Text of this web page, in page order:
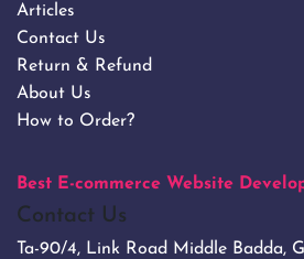
Articles
Contact Us
Return & Refund
About Us
How to Order?
Best E-commerce Website
Contact Us
Ta-90/4, Link Road Middle Badda,